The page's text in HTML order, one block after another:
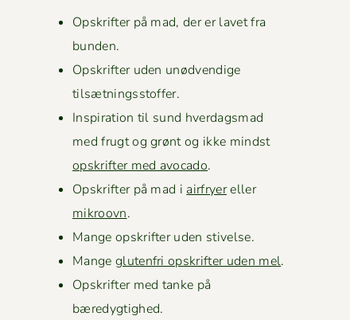
Opskrifter på mad, der er lavet fra
bunden.
Opskrifter uden unød­vendi­ge
tilsætningsstoffer.
Inspi­ra­tion til sund hverdags­mad
med frugt og grønt og ikke mindst
opskrifter med avo­ca­do.
Opskrifter på mad i air­fry­ereller
mikroovn.
Mange opskrifter uden stivelse.
Mange gluten­fri opskrifter uden mel.
Opskrifter med tanke på
bæredygtighed.